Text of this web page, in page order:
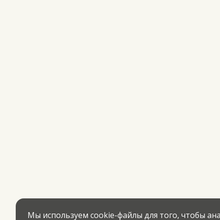
Мы используем cookie-файлы для того, чтобы